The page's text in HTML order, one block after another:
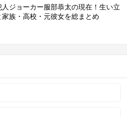
ジョーカー服部恭太の現在！生い立
族・高校・元彼女を総まとめ